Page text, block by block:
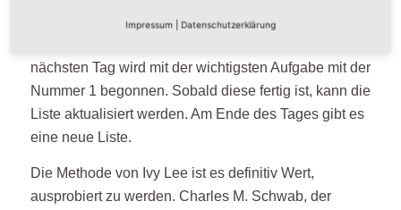
Es werden sechs Aufgaben für den nächsten Tag
nächsten Tag wird mit der wichtigsten Aufgabe mit der
Nummer 1 begonnen. Sobald diese fertig ist, kann die
Liste aktualisiert werden. Am Ende des Tages gibt es
eine neue Liste.
Die Methode von Ivy Lee ist es definitiv Wert,
ausprobiert zu werden. Charles M. Schwab, der
Impressum Datenschutzerklärung